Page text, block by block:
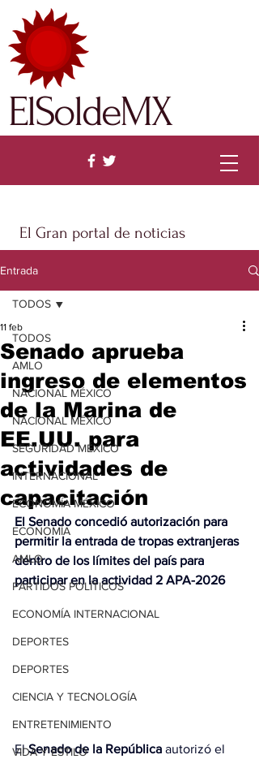
El Gran portal de noticias
ElSoldeMX
Entrada
TODOS
AMLO
NACIONAL MÉXICO
NACIONAL MÉXICO
SEGURIDAD MÉXICO
INTERNACIONAL
ECONOMÍA MÉXICO
ECONOMÍA
AMLO
PARTIDOS POLÍTICOS
ECONOMÍA INTERNACIONAL
DEPORTES
DEPORTES
CIENCIA Y TECNOLOGÍA
ENTRETENIMIENTO
VIDA Y ESTILO
TODOS
Senado aprueba
ingreso de elementos
de la Marina de
EE.UU. para
actividades de
capacitación
11 feb
El Senado concedió autorización para
permitir la entrada de tropas extranjeras
dentro de los límites del país para
participar en la actividad 2 APA-2026
El Senado de la República autorizó el